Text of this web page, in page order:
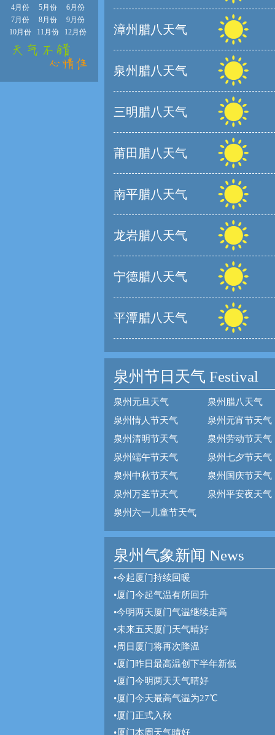
4月份
5月份
6月份
7月份
8月份
9月份
10月份
11月份 12月份 漳州腊八天气
泉州腊八天气
三明腊八天气
莆田腊八天气
南平腊八天气
龙岩腊八天气
宁德腊八天气
平潭腊八天气
泉州节日天气 Festival
泉州元旦天气
泉州腊八天气
泉州情人节天气
泉州元宵节天气
泉州清明节天气
泉州劳动节天气
泉州端午节天气
泉州七夕节天气
泉州中秋节天气
泉州国庆节天气
泉州万圣节天气
泉州平安夜天气
泉州六一儿童节天气
泉州气象新闻 News
•今起厦门持续回暖
•厦门今起气温有所回升
•今明两天厦门气温继续走高
•未来五天厦门天气晴好
•周日厦门将再次降温
•厦门昨日最高温创下半年新低
•厦门今明两天天气晴好
•厦门今天最高气温为27℃
•厦门正式入秋
•厦门本周天气晴好